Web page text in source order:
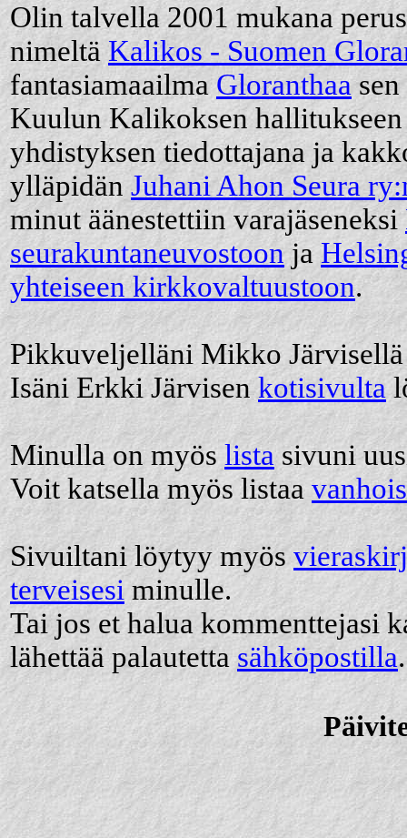
Olin talvella 2001 mukana
nimeltä Kalikos - Suomen
fantasiamaailmaGloranthaasen
Kuulun Kalikoksen
yhdistyksen tiedottajana ja
ylläpidän Juhani Ahon Seura
minut äänestettiin varajäseneksi
seurakuntaneuvostoonja
yhteiseen kirkkovaltuustoon.
Pikkuveljelläni Mikko
Isäni Erkki Järvisenkotisivulta
Minulla on myös listasivuni
Voit katsella myös listaa
Sivuiltani löytyy myös
terveisesi minulle.
Tai jos et halua kommenttejasi
lähettää palautettasähköpostilla.